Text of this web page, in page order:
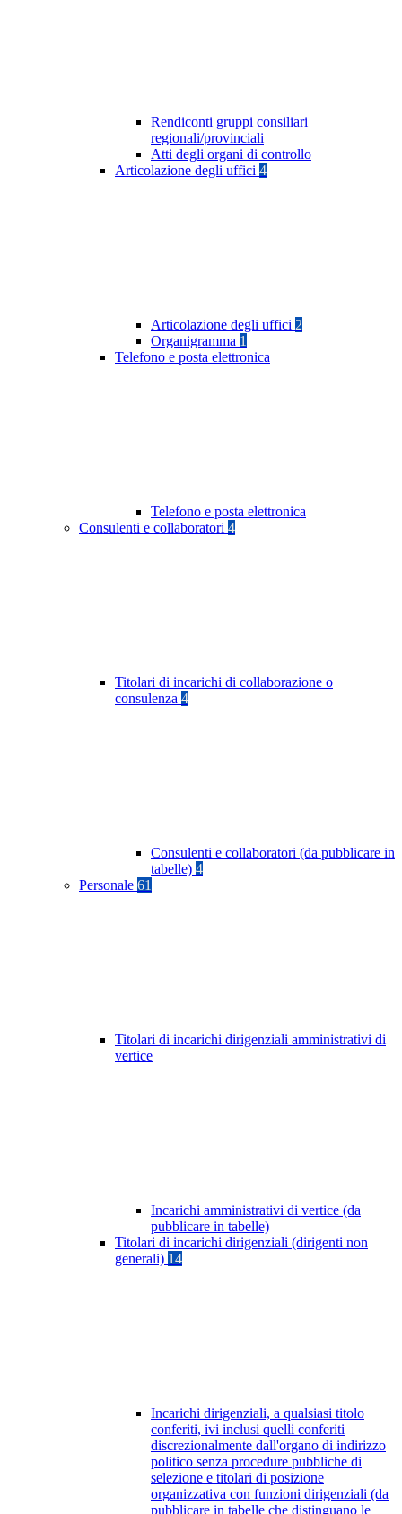
Rendiconti gruppi consiliari
regionali/provinciali
Atti degli organi di controllo
Articolazione degli uffici 4
Articolazione degli uffici 2
Organigramma 1
Telefono e posta elettronica
Telefono e posta elettronica
Consulenti e collaboratori 4
Titolari di incarichi di collaborazione o
consulenza 4
Consulenti e collaboratori (da pubblicare in
tabelle) 4
Personale 61
Titolari di incarichi dirigenziali amministrativi di
vertice
Incarichi amministrativi di vertice (da
pubblicare in tabelle)
Titolari di incarichi dirigenziali (dirigenti non
generali) 14
Incarichi dirigenziali, a qualsiasi titolo
conferiti, ivi inclusi quelli conferiti
discrezionalmente dall'organo di indirizzo
politico senza procedure pubbliche di
selezione e titolari di posizione
organizzativa con funzioni dirigenziali (da
pubblicare in tabelle che distinguano le